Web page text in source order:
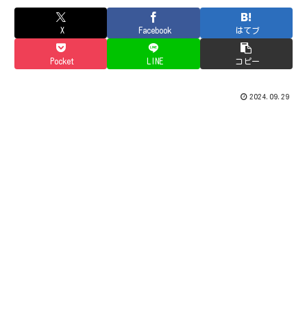
X Facebook はてブ
Pocket LINE コピー
2024.09.29